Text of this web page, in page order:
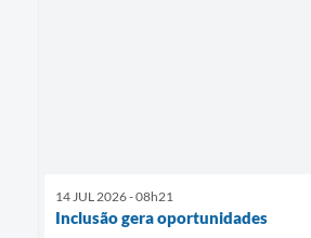
14 JUL 2026 - 08h21
Inclusão gera oportunidades